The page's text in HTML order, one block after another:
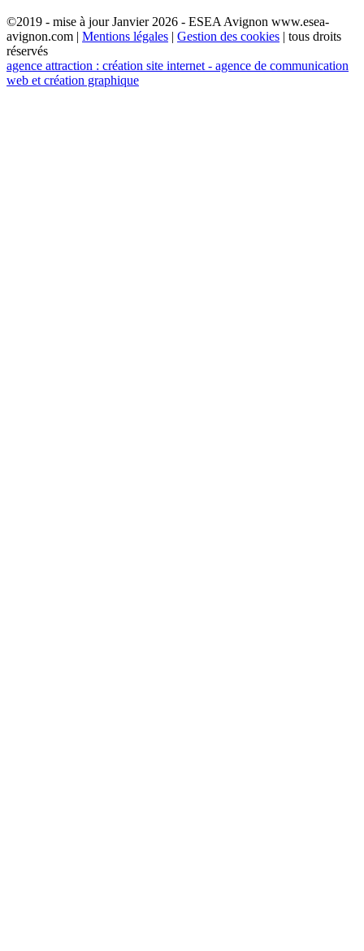
©2019 - mise à jour Janvier 2026 - ESEA Avignon www.esea-
avignon.com | Mentions légales | Gestion des cookies | tous droits
réservés
agence attraction : création site internet - agence de communication
web et création graphique